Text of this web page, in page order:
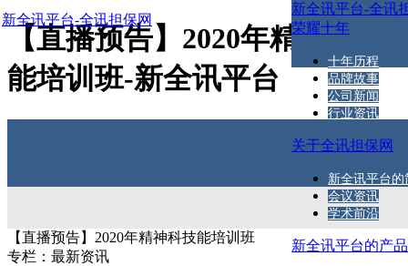
【直播预告】2020年精神科技
能培训班-新全讯平台
新全讯平台-全讯担保网
新全讯平台-全讯
荣耀十年
十年历程
品牌故事
公司新闻
行业资讯
关于全讯担保网
新全讯平台的
会议资讯
学术前沿
新全讯平台的产
【直播预告】2020年精神科技能培训班
专栏： 最新资讯